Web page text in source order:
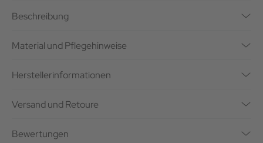
Beschreibung
Material und Pflegehinweise
Herstellerinformationen
Versand und Retoure
Bewertungen